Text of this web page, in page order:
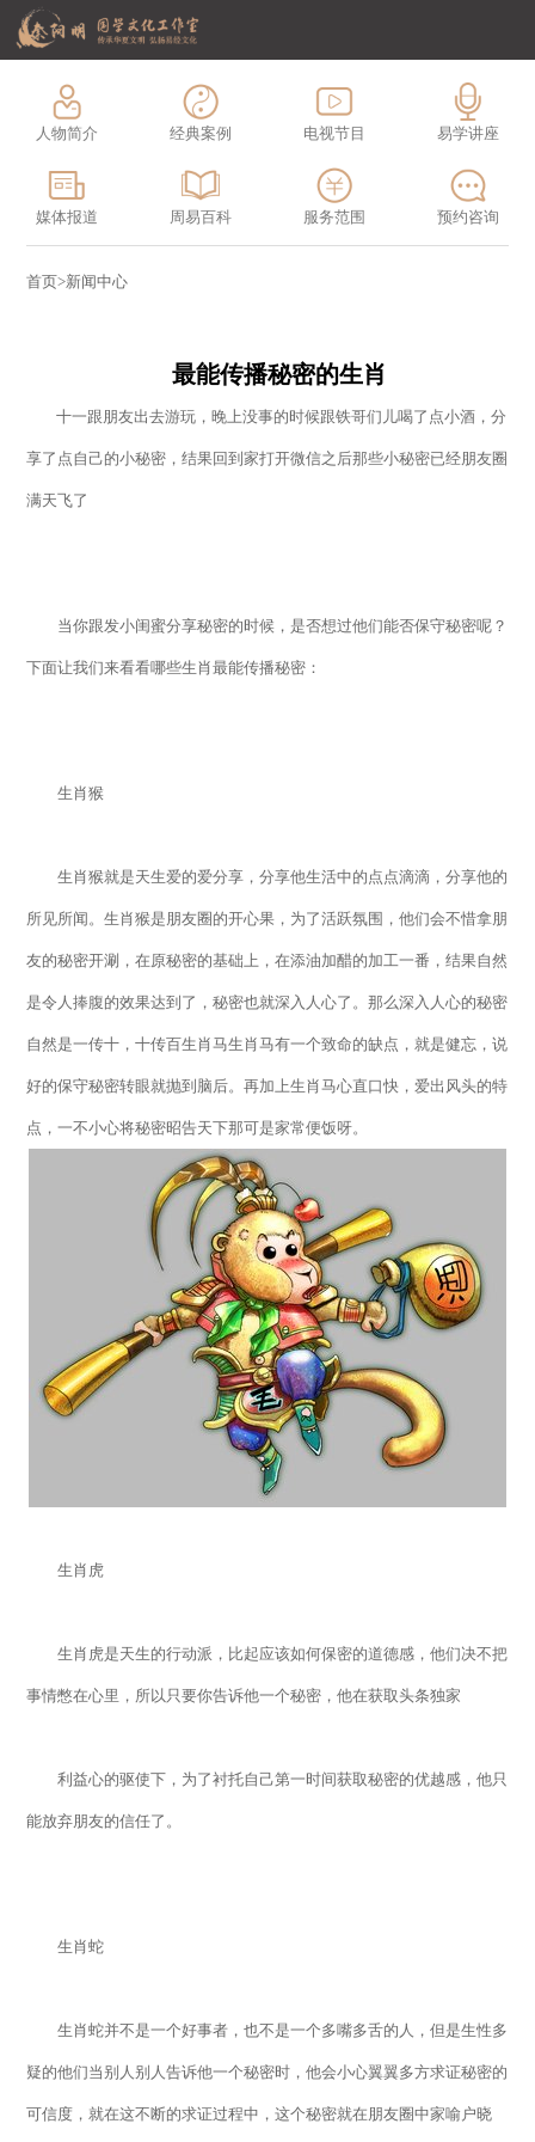
人物简介 经典案例 电视节目 易学讲座
媒体报道 周易百科 服务范围 预约咨询
首页>新闻中心
最能传播秘密的生肖
十一跟朋友出去游玩，晚上没事的时候跟铁哥们儿喝了点小酒，分
享了点自己的小秘密，结果回到家打开微信之后那些小秘密已经朋友圈
满天飞了
当你跟发小闺蜜分享秘密的时候，是否想过他们能否保守秘密呢？
下面让我们来看看哪些生肖最能传播秘密：
生肖猴
生肖猴就是天生爱的爱分享，分享他生活中的点点滴滴，分享他的
所见所闻。生肖猴是朋友圈的开心果，为了活跃氛围，他们会不惜拿朋
友的秘密开涮，在原秘密的基础上，在添油加醋的加工一番，结果自然
是令人捧腹的效果达到了，秘密也就深入人心了。那么深入人心的秘密
自然是一传十，十传百生肖马生肖马有一个致命的缺点，就是健忘，说
好的保守秘密转眼就抛到脑后。再加上生肖马心直口快，爱出风头的特
点，一不小心将秘密昭告天下那可是家常便饭呀。
生肖虎
生肖虎是天生的行动派，比起应该如何保密的道德感，他们决不把
事情憋在心里，所以只要你告诉他一个秘密，他在获取头条独家
利益心的驱使下，为了衬托自己第一时间获取秘密的优越感，他只
能放弃朋友的信任了。
生肖蛇
生肖蛇并不是一个好事者，也不是一个多嘴多舌的人，但是生性多
疑的他们当别人别人告诉他一个秘密时，他会小心翼翼多方求证秘密的
可信度，就在这不断的求证过程中，这个秘密就在朋友圈中家喻户晓